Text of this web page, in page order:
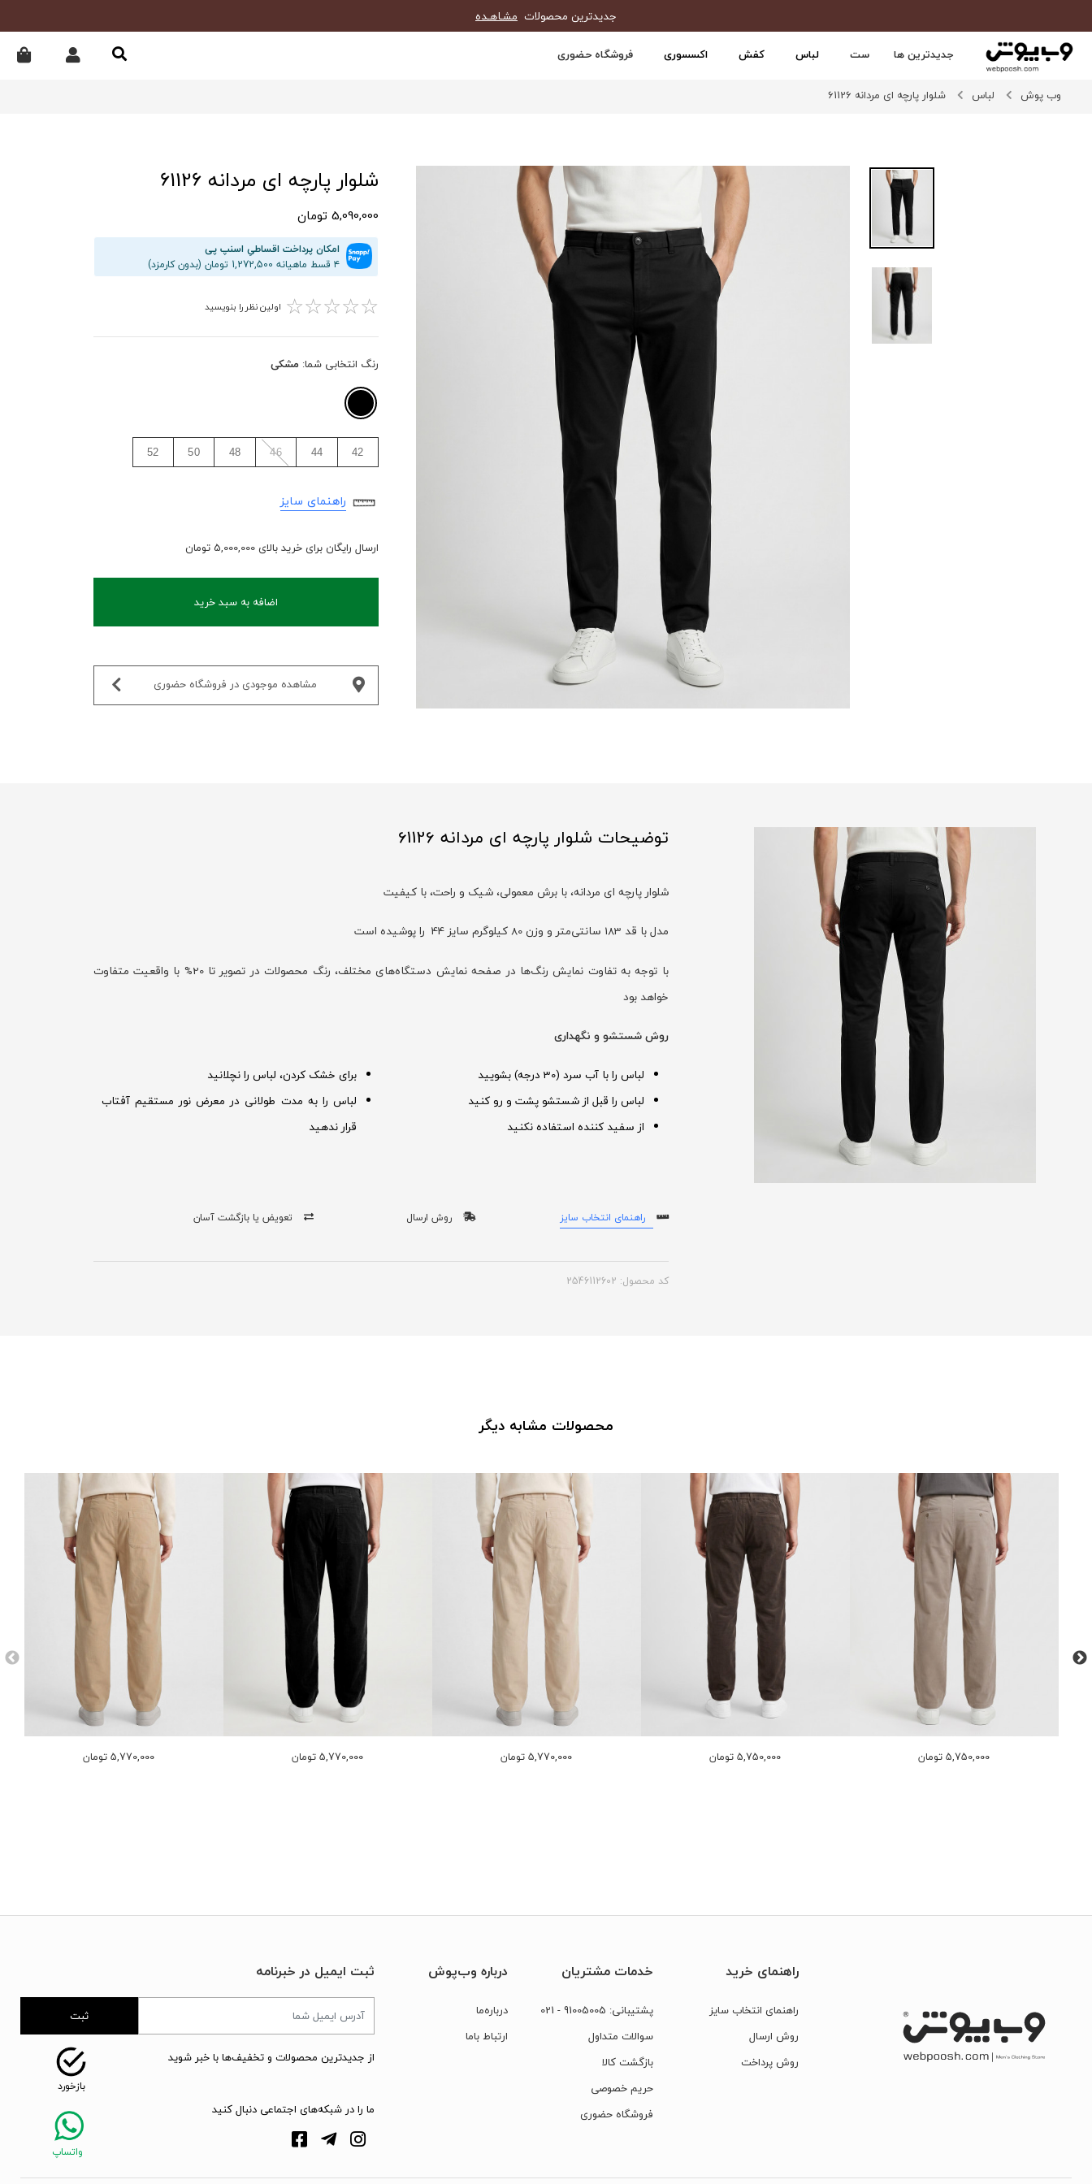
جدیدترین محصولات مشـاهـده
جدیدترین ها ست لباس کفش اکسسوری فروشگاه حضوری
وب پوش لباس شلوار پارچه ای مردانه 61126
شلوار پارچه ای مردانه 61126
5,090,000 تومان
امکان پرداخت اقساطیِ اسنپ پی
۴ قسط ماهیانه 1,272,500 تومان (بدون کارمزد)
☆
☆
☆
☆
☆ اولین نظر را بنویسید
رنگ انتخابی شما: مشکی
42
44
46
48
50
52
راهنمای سایز
ارسال رایگان برای خرید بالای 5,000,000 تومان
اضافه به سبد خرید
مشاهده موجودی در فروشگاه حضوری‌
توضیحات شلوار پارچه ای مردانه 61126
شلوار پارچه ای مردانه، با برش معمولی، شیک و راحت، با کیفیت
مدل با قد 183 سانتی‌متر و وزن 80 کیلوگرم سایز 44 را پوشیده است
با توجه به تفاوت نمایش رنگ‌ها در صفحه نمایش دستگاه‌های مختلف، رنگ محصولات در تصویر تا 20% با واقعیت متفاوت
خواهد بود
روش شستشو و نگهداری
لباس را با آب سرد (30 درجه) بشویید
لباس را قبل از شستشو پشت و رو کنید
از سفید کننده استفاده نکنید
برای خشک کردن، لباس را نچلانید
لباس را به مدت طولانی در معرض نور مستقیم آفتاب
قرار ندهید
راهنمای انتخاب سایز روش ارسال تعویض یا بازگشت آسان
کد محصول: 2546112602
محصولات مشابه دیگر
5,770,000 تومان 5,770,000 تومان 5,770,000 تومان 5,750,000 تومان 5,750,000 تومان
راهنمای خرید
راهنمای انتخاب سایز
روش ارسال
روش پرداخت
خدمات مشتریان
پشتیبانی: 91005005
- 021
سوالات متداول
بازگشت کالا
حریم خصوصی
فروشگاه حضوری
درباره وب‌پوش
درباره‌ما
ارتباط‌ با‌ما
ثبت ایمیل در خبرنامه
ثبت
از جدیدترین محصولات و تخفیف‌ها با خبر شوید
ما را در شبکه‌های اجتماعی دنبال کنید